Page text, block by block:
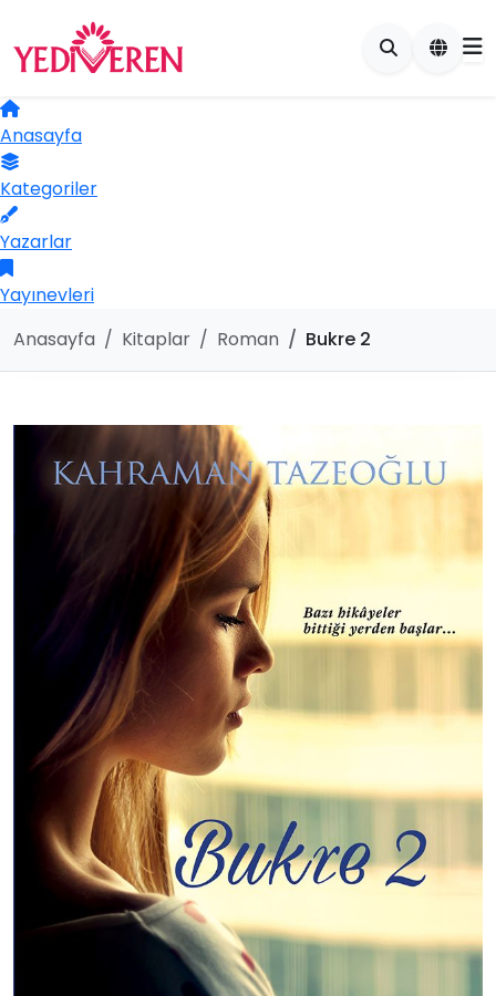
Anasayfa
Kategoriler
Yazarlar
Yayınevleri
Anasayfa
Kitaplar Roman Bukre 2